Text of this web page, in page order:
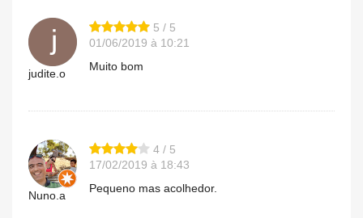
judite.o
5 / 5
01/06/2019 à 10:21
Muito bom
Nuno.a
4 / 5
17/02/2019 à 18:43
Pequeno mas acolhedor.